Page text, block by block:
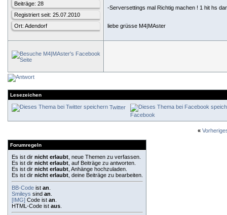
Beiträge: 28
Registriert seit: 25.07.2010
Ort: Adendorf
-Serversettings mal Richtig machen ! 1 hit hs
liebe grüsse M4|MAster
Lesezeichen
Twitter
Facebook
«
Forumregeln
Es ist dir nicht erlaubt , neue Themen zu verfassen.
Es ist dir nicht erlaubt , auf Beiträge zu antworten.
Es ist dir nicht erlaubt , Anhänge hochzuladen.
Es ist dir nicht erlaubt , deine Beiträge zu bearbeiten.
BB-Code ist an
Smileys sind an
[IMG] Code ist an
HTML-Code ist aus